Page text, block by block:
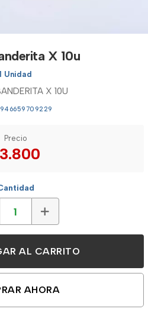
X 10u
1 Unidad
X 10U
Precio
AL CARRITO
AHORA